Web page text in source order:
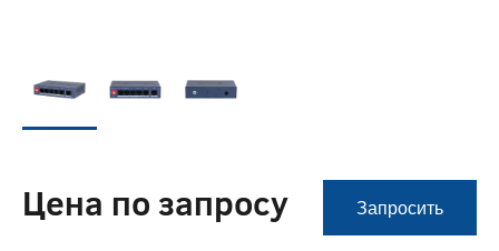
Цена по запросу Запросить